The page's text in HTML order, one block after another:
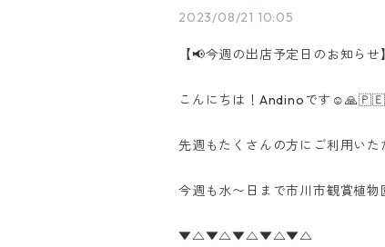
2023/08/21 10:05
【📢今週の出店予定日のお知らせ】
こんにちは！Andinoです
先週もたくさんの方にご利用い
今週も水〜日まで市川市観賞植
▼△▼△▼△▼△▼△